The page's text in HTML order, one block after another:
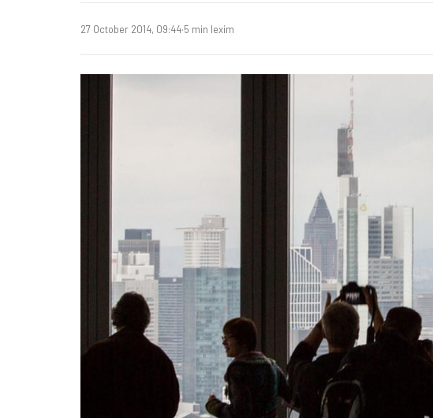
27 October 2014, 09:44·5 min lexim